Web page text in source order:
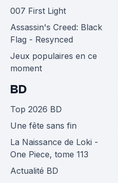
007 First Light
Assassin's Creed: Black
Flag - Resynced
Jeux populaires en ce
moment
BD
Top 2026 BD
Une fête sans fin
La Naissance de Loki -
One Piece, tome 113
Actualité BD